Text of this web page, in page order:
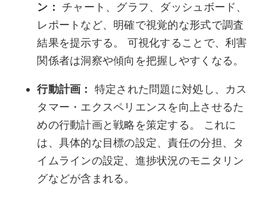
ン： チャート、グラフ、ダッシュボード、
レポートなど、明確で視覚的な形式で調査
結果を提示する。 可視化することで、利害
関係者は洞察や傾向を把握しやすくなる。
行動計画： 特定された問題に対処し、カス
タマー・エクスペリエンスを向上させるた
めの行動計画と戦略を策定する。 これに
は、具体的な目標の設定、責任の分担、タ
イムラインの設定、進捗状況のモニタリン
グなどが含まれる。